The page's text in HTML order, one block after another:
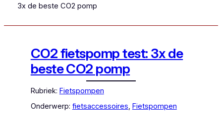
3x de beste CO2 pomp
CO2 fietspomp test: 3x de
beste CO2 pomp
Rubriek: Fietspompen
Onderwerp: fietsaccessoires, Fietspompen